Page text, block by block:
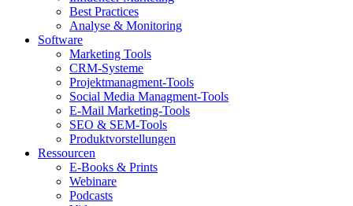
Best Practices
Analyse & Monitoring
Software
Marketing Tools
CRM-Systeme
Projektmanagment-Tools
Social Media Managment-Tools
E-Mail Marketing-Tools
SEO & SEM-Tools
Produktvorstellungen
Ressourcen
E-Books & Prints
Webinare
Podcasts